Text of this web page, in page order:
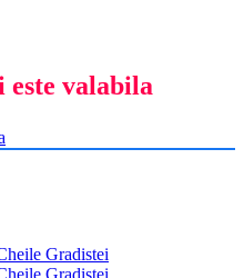
este valabila